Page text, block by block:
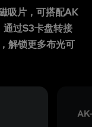
吸片，可搭配AK
通过S3卡盘转接
解锁更多布光可